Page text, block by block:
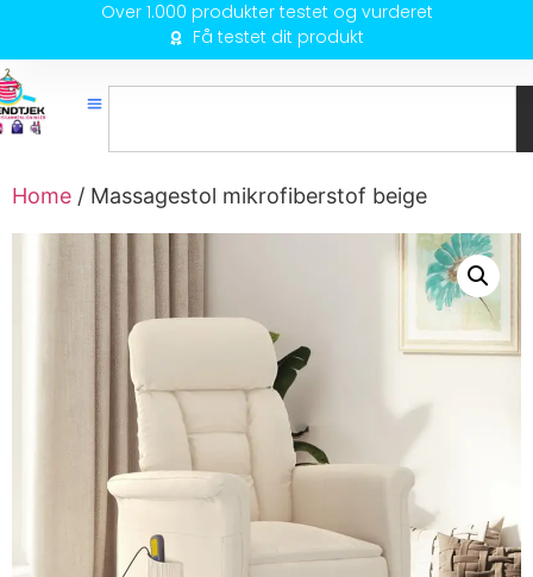
Over 1.000 produkter testet og vurderet
Få testet dit produkt
Home / Massagestol mikrofiberstof beige